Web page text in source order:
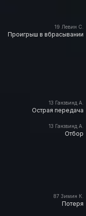
19 Левин С.
Проигрыш в вбрасывании
13 Ганзвинд А.
Острая передача
13 Ганзвинд А.
Отбор
87 Зимин К.
Потеря